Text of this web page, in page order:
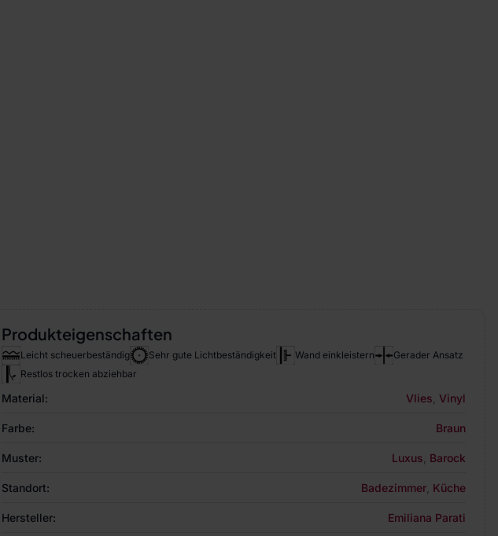
Produkteigenschaften
Leicht scheuerbeständig Sehr gute Lichtbeständigkeit Wand einkleistern
Gerader Ansatz
Restlos trocken abziehbar
Material: Vlies Vinyl
Farbe: Braun
Muster: Luxus Barock
Standort: Badezimmer Küche
Hersteller: Emiliana Parati